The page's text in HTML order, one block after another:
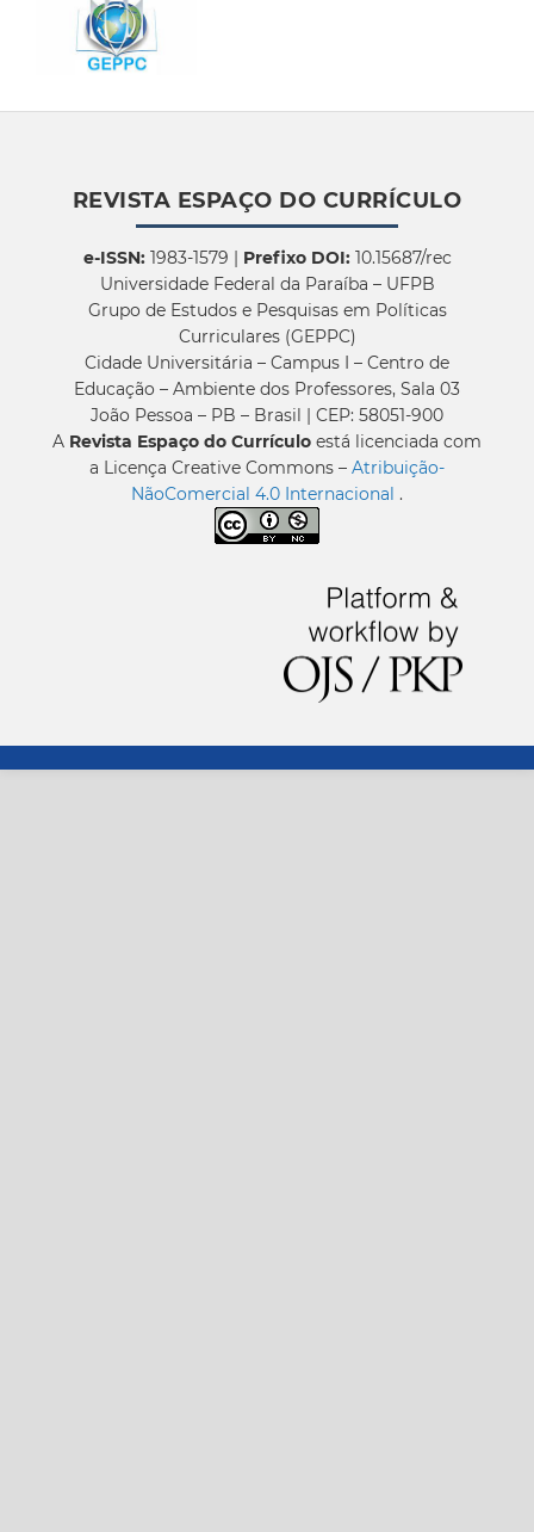
REVISTA ESPAÇO DO CURRÍCULO
e-ISSN:1983-1579 | Prefixo DOI:10.15687/rec
Universidade Federal da Paraíba – UFPB
Grupo de Estudos e Pesquisas em Políticas
Curriculares (GEPPC)
Cidade Universitária – Campus I – Centro de
Educação – Ambiente dos Professores, Sala 03
João Pessoa – PB – Brasil | CEP: 58051-900
A Revista Espaço do Currículo está licenciada com
a Licença Creative Commons – Atribuição-
NãoComercial 4.0 Internacional .